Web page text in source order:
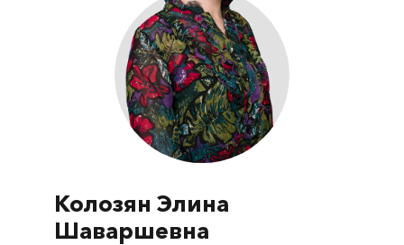
Колозян Элина
Шаваршевна